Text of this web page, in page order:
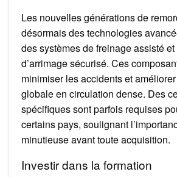
Les nouvelles générations de
désormais des technologies
des systèmes de freinage assisté
d’arrimage sécurisé. Ces
minimiser les accidents et
globale en circulation dense. Des
spécifiques sont parfois requises
certains pays, soulignant
minutieuse avant toute acquisition.
Investir dans la formation